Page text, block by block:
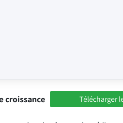
croissance Télécharger